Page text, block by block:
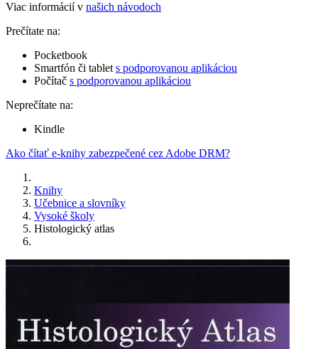
Viac informácií v našich návodoch
Prečítate na:
Pocketbook
Smartfón či tablet s podporovanou aplikáciou
Počítač s podporovanou aplikáciou
Neprečítate na:
Kindle
Ako čítať e-knihy zabezpečené cez Adobe DRM?
Knihy
Učebnice a slovníky
Vysoké školy
Histologický atlas